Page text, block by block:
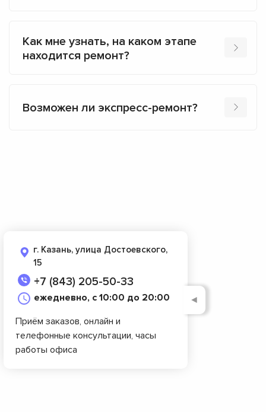
Как мне узнать, на каком этапе
находится ремонт?
Возможен ли экспресс-ремонт?
г. Казань, улица Достоевского,
15
+7 (843) 205-50-33
ежедневно, с 10:00 до 20:00
Приём заказов, онлайн и
телефонные консультации, часы
работы офиса
◄